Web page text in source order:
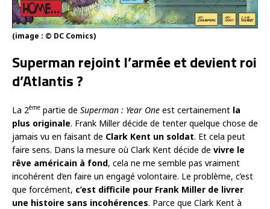
(image : © DC Comics)
Superman rejoint l’armée et devient roi
d’Atlantis ?
La 2ème partie de Superman : Year One est certainement la
plus originale. Frank Miller décide de tenter quelque chose de
jamais vu en faisant de Clark Kent un soldat. Et cela peut
faire sens. Dans la mesure où Clark Kent décide de vivre le
rêve américain à fond, cela ne me semble pas vraiment
incohérent d’en faire un engagé volontaire. Le problème, c’est
que forcément, c’est difficile pour Frank Miller de livrer
une histoire sans incohérences. Parce que Clark Kent à